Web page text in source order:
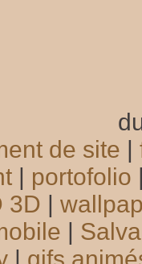
de site
| portofolio
3D